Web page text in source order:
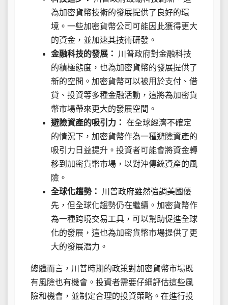
為加密貨幣技術的發展提供了良好的環
境。一些加密貨幣公司可能因此獲得更大
的資金，並加速其技術研發。
金融科技的發展：
川普政府對金融科技
的積極態度，也為加密貨幣的發展提供了
新的空間。加密貨幣可以被用於支付、借
貸、投資等多種金融活動，這將為加密貨
幣市場帶來更大的發展空間。
避險資產的吸引力： 在全球經濟不確定
的情況下，加密貨幣作為一種避險資產的
吸引力日益提升。投資者可能會將資金轉
移到加密貨幣市場，以對沖傳統資產的風
險。
全球化趨勢：
川普政府雖然強調美國優
先，但全球化趨勢仍在繼續。加密貨幣作
為一種跨境交易工具，可以幫助促進全球
化的發展，這也為加密貨幣市場提供了更
大的發展潛力。
總體而言，川普時期的政策對加密貨幣市場既
有風險也有機會。投資者需要仔細評估這些風
險和機會，並制定合理的投資策略。在進行投